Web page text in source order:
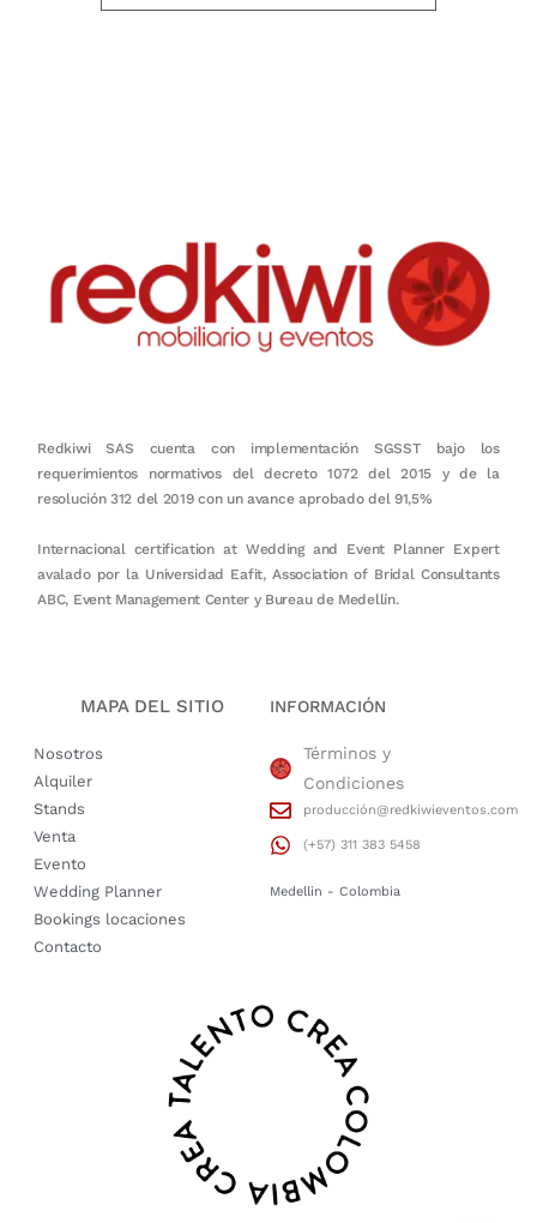
Redkiwi SAS cuenta con implementación SGSST bajo los
requerimientos normativos del decreto 1072 del 2015 y de la
resolución 312 del 2019 con un avance aprobado del 91,5%
Internacional certification at Wedding and Event Planner Expert
avalado por la Universidad Eafit, Association of Bridal Consultants
ABC, Event Management Center y Bureau de Medellín.
MAPA DEL SITIO
Nosotros
Alquiler
Stands
Venta
Evento
Wedding Planner
Bookings locaciones
Contacto
INFORMACIÓN
Términos y
Condiciones
producción@redkiwieventos.com
(+57) 311 383 5458
Medellin - Colombia